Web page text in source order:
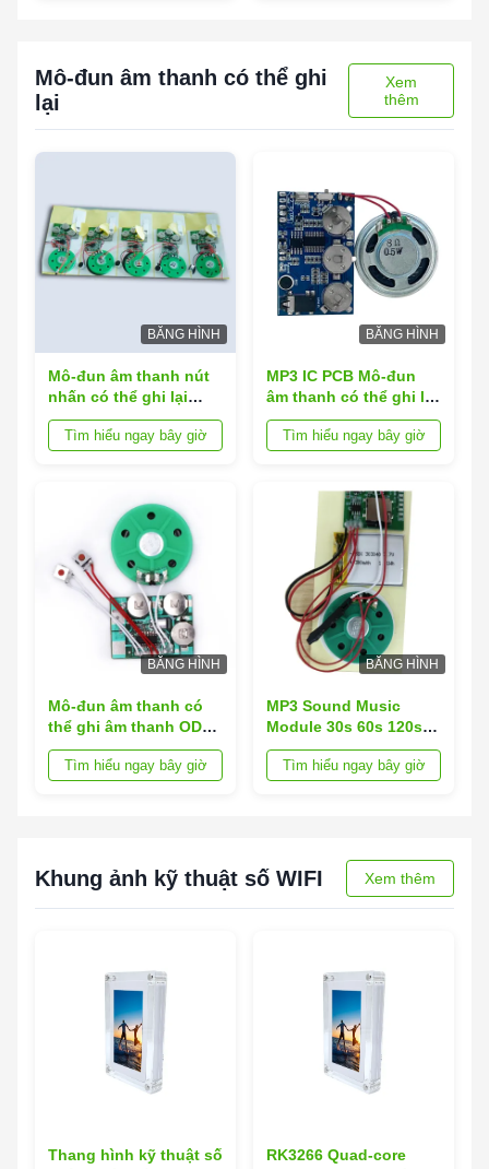
Mô-đun âm thanh có thể ghi
lại
Xem
thêm
BĂNG HÌNH
Mô-đun âm thanh nút
nhấn có thể ghi lại
PCB cho chứng chỉ
ODM ROHS của thẻ
Tìm hiểu ngay bây giờ
BĂNG HÌNH
MP3 IC PCB Mô-đun
âm thanh có thể ghi lại
Thời gian thực cho
quà tặng thiệp chúc
Tìm hiểu ngay bây giờ
BĂNG HÌNH
Mô-đun âm thanh có
thể ghi âm thanh ODM
OEM với bo mạch loa
PCB
Tìm hiểu ngay bây giờ
BĂNG HÌNH
MP3 Sound Music
Module 30s 60s 120s
180s Với pin sạc
Tìm hiểu ngay bây giờ
Khung ảnh kỹ thuật số WIFI Xem thêm
Thang hình kỹ thuật số
RK3266 Quad-core